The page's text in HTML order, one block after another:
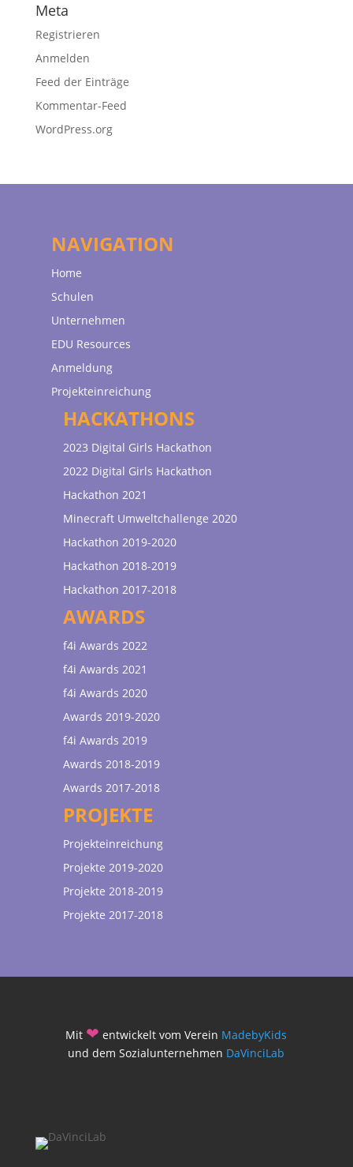
Meta
Registrieren
Anmelden
Feed der Einträge
Kommentar-Feed
WordPress.org
NAVIGATION
Home
Schulen
Unternehmen
EDU Resources
Anmeldung
Projekteinreichung
HACKATHONS
2023 Digital Girls Hackathon
2022 Digital Girls Hackathon
Hackathon 2021
Minecraft Umweltchallenge 2020
Hackathon 2019-2020
Hackathon 2018-2019
Hackathon 2017-2018
AWARDS
f4i Awards 2022
f4i Awards 2021
f4i Awards 2020
Awards 2019-2020
f4i Awards 2019
Awards 2018-2019
Awards 2017-2018
PROJEKTE
Projekteinreichung
Projekte 2019-2020
Projekte 2018-2019
Projekte 2017-2018
Mit ❤ entwickelt vom Verein MadebyKids
und dem Sozialunternehmen DaVinciLab